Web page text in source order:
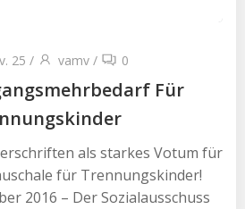
25 / vamv / 0
Für
als starkes Votum für
für Trennungskinder!
2016 – Der Sozialausschuss